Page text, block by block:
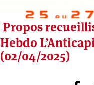
Propos
Hebdo
(02/04/2025)